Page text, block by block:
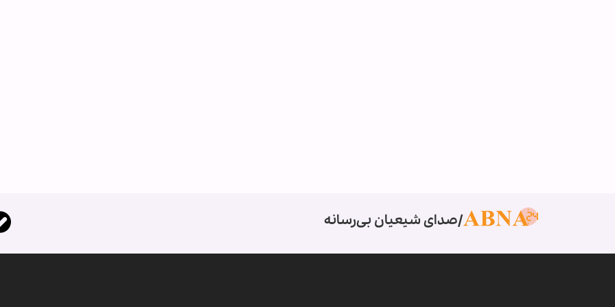
صدای شیعیان بی‌رسانه